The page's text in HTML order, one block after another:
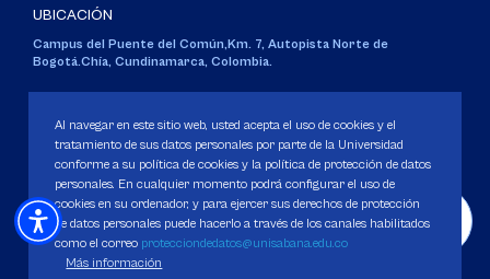
UBICACIÓN
Campus del Puente del Común,Km. 7, Autopista Norte de
Bogotá.Chía, Cundinamarca, Colombia.
Personería Jurídica:Resolución 130 del 14 de enero de 1980.
Ministerio de Educación Nacional.
Política de Protección de datos
Al navegar en este sitio web, usted acepta el uso de cookies y el
tratamiento de sus datos personales por parte de la Universidad
conforme a su política de cookies y la política de protección de datos
personales. En cualquier momento podrá configurar el uso de
cookies en su ordenador, y para ejercer sus derechos de protección
de datos personales puede hacerlo a través de los canales habilitados
como el correo protecciondedatos@unisabana.edu.co
Más información